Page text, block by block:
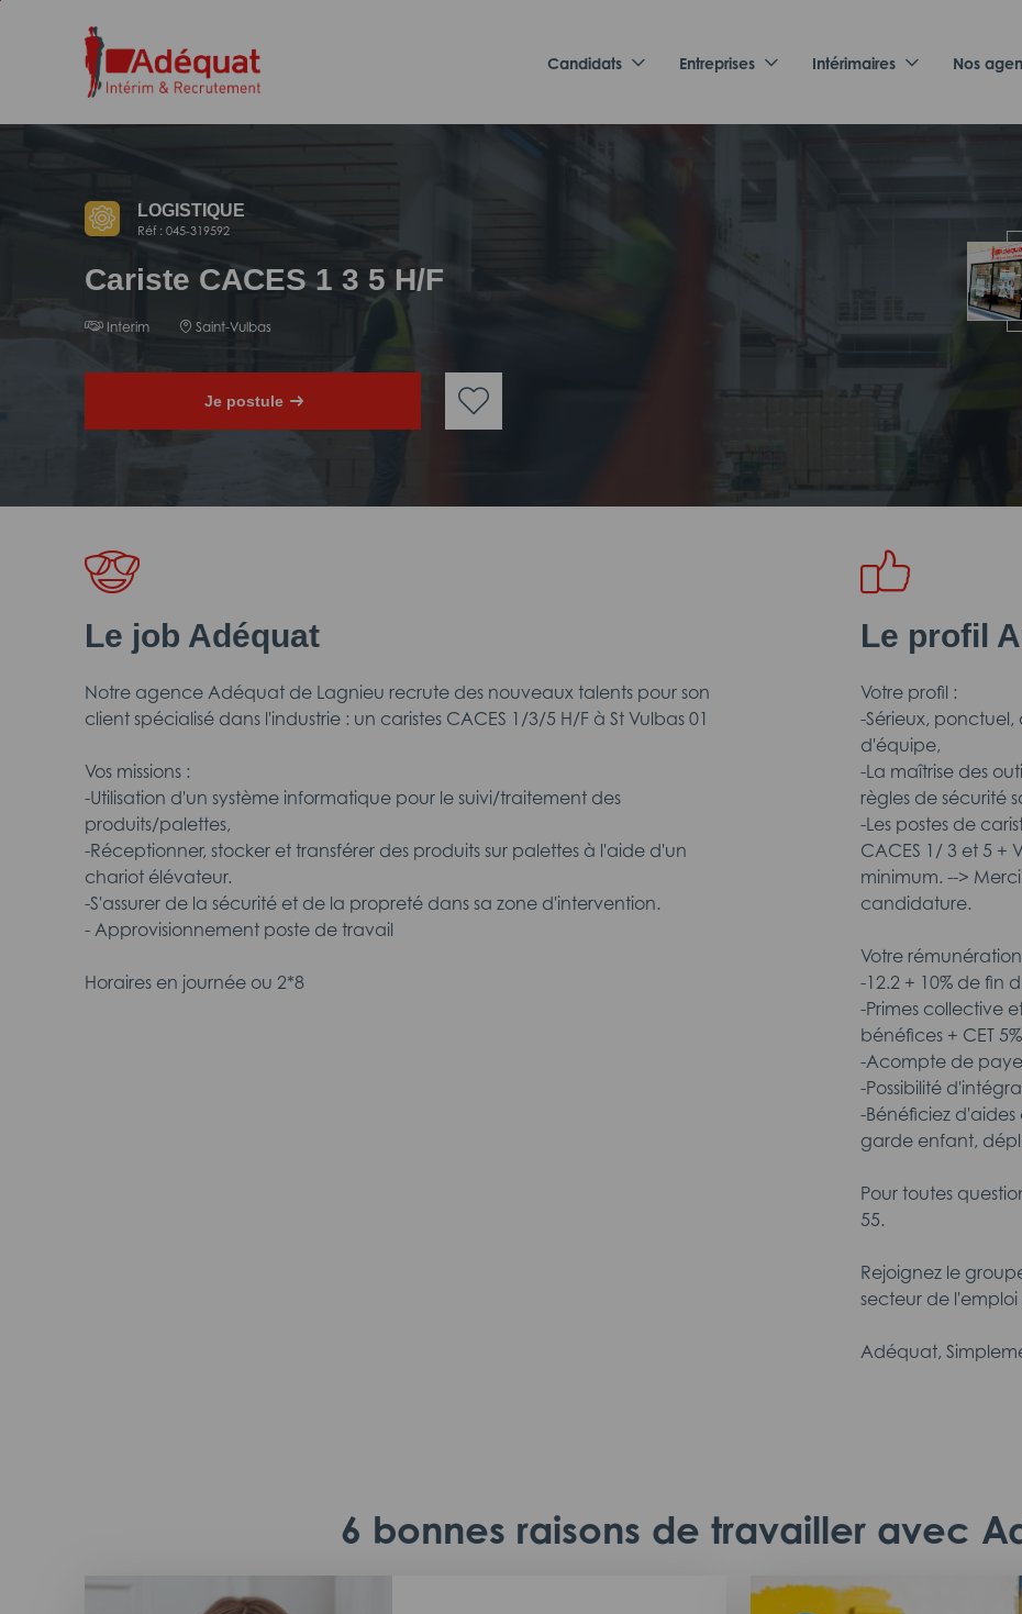
navigation
Candidats Entreprises Intérimaires Nos
LOGISTIQUE
Réf : 045-319592
Cariste CACES 1 3 5 H/F
Interim Saint-Vulbas
Je postule
Le job Adéquat
Notre agence Adéquat de Lagnieu recrute des nouveaux talents pour son
client spécialisé dans l'industrie : un caristes CACES 1/3/5 H/F à St Vulbas 01
Vos missions :
-Utilisation d'un système informatique pour le suivi/traitement des
produits/palettes,
-Réceptionner, stocker et transférer des produits sur palettes à l'aide d'un
chariot élévateur.
-S'assurer de la sécurité et de la propreté dans sa zone d'intervention.
- Approvisionnement poste de travail
Horaires en journée ou 2*8
Le profil
Votre profil :
-Sérieux,
d'équipe,
-La maîtrise des
règles de sécurité
-Les postes de
CACES 1/ 3 et 5 +
minimum. -->
candidature.
Votre
-12.2 + 10% de fin
-Primes collective
bénéfices + CET 5%
-Acompte de paye
-Possibilité
-Bénéficiez
garde enfant,
Pour toutes
55.
Rejoignez le
secteur de l'emploi
Adéquat,
6 bonnes raisons de travailler avec